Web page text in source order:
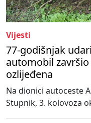
Vijesti
77-godišnjak
automobil
ozlijeđena
Na dionici autoceste
Stupnik, 3. kolovoza